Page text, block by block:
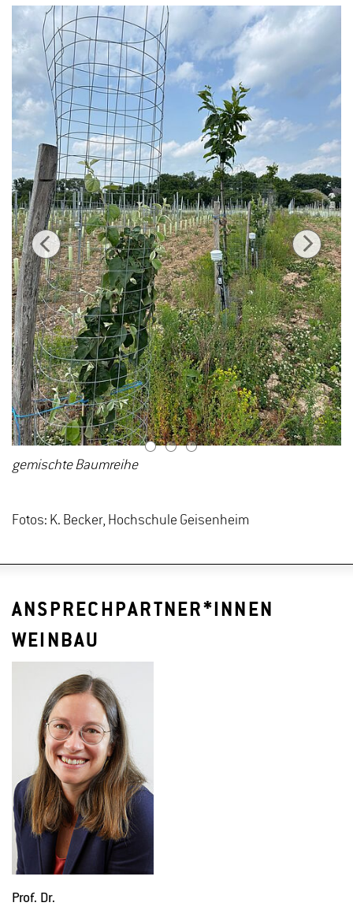
gemischte Baumreihe
1 2 3
Fotos: K. Becker, Hochschule Geisenheim
ANSPRECHPARTNER*INNEN
WEINBAU
Prof. Dr.